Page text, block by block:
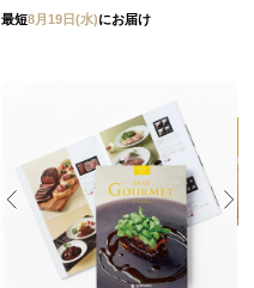
最短8月19日(水)にお届け